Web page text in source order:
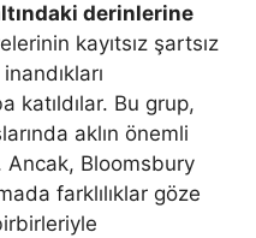
derinlerine
kayıtsız şartsız
katıldılar. Bu grup,
aklın önemli
Ancak, Bloomsbury
farklılıklar göze